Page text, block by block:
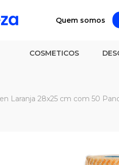
Quem somos
COSMETICOS
Laranja 28x25 cm com 50